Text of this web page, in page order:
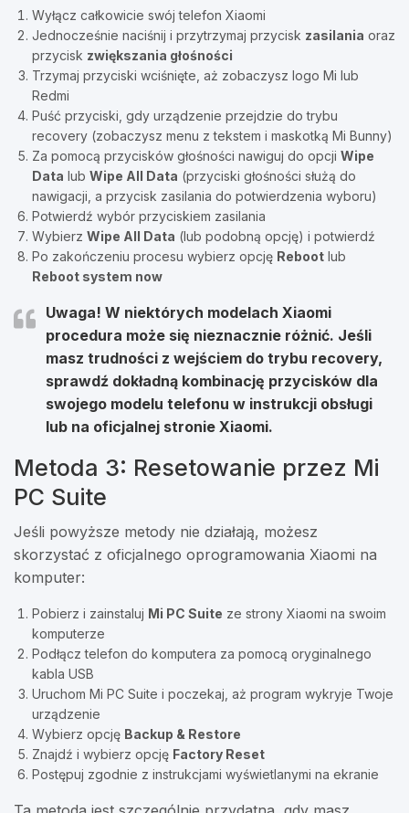
Wyłącz całkowicie swój telefon Xiaomi
Jednocześnie naciśnij i przytrzymaj przycisk zasilania oraz
przycisk zwiększania głośności
Trzymaj przyciski wciśnięte, aż zobaczysz logo Mi lub
Redmi
Puść przyciski, gdy urządzenie przejdzie do trybu
recovery (zobaczysz menu z tekstem i maskotką Mi Bunny)
Za pomocą przycisków głośności nawiguj do opcji Wipe
Data lub Wipe All Data (przyciski głośności służą do
nawigacji, a przycisk zasilania do potwierdzenia wyboru)
Potwierdź wybór przyciskiem zasilania
Wybierz Wipe All Data (lub podobną opcję) i potwierdź
Po zakończeniu procesu wybierz opcję Reboot lub
Reboot system now
Uwaga! W niektórych modelach Xiaomi
procedura może się nieznacznie różnić. Jeśli
masz trudności z wejściem do trybu recovery,
sprawdź dokładną kombinację przycisków dla
swojego modelu telefonu w instrukcji obsługi
lub na oficjalnej stronie Xiaomi.
Metoda 3: Resetowanie przez Mi
PC Suite
Jeśli powyższe metody nie działają, możesz
skorzystać z oficjalnego oprogramowania Xiaomi na
komputer:
Pobierz i zainstaluj Mi PC Suite ze strony Xiaomi na swoim
komputerze
Podłącz telefon do komputera za pomocą oryginalnego
kabla USB
Uruchom Mi PC Suite i poczekaj, aż program wykryje Twoje
urządzenie
Wybierz opcję Backup & Restore
Znajdź i wybierz opcję Factory Reset
Postępuj zgodnie z instrukcjami wyświetlanymi na ekranie